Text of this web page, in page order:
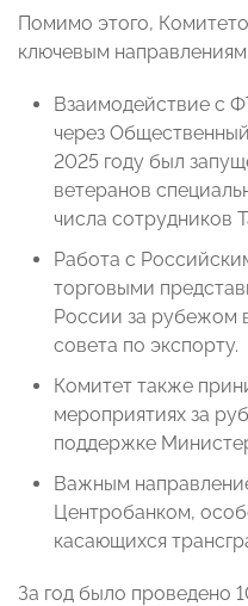
Помимо этого,
ключевым направлениям:
Взаимодействие с
через
2025 году был
ветеранов
числа сотрудников
Работа с
торговыми
России за рубежом
совета по экспорту.
Комитет также
мероприятиях за
поддержке
Важным
Центробанком,
касающихся
За год было проведено